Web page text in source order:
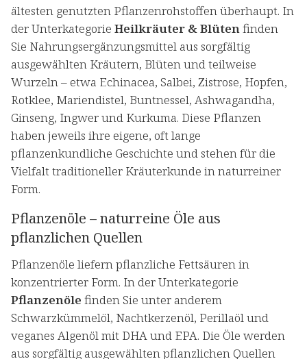
ältesten genutzten Pflanzenrohstoffen überhaupt. In
der Unterkategorie Heilkräuter & Blütenfinden
Sie Nahrungsergänzungsmittel aus sorgfältig
ausgewählten Kräutern, Blüten und teilweise
Wurzeln – etwa Echinacea, Salbei, Zistrose, Hopfen,
Rotklee, Mariendistel, Buntnessel, Ashwagandha,
Ginseng, Ingwer und Kurkuma. Diese Pflanzen
haben jeweils ihre eigene, oft lange
pflanzenkundliche Geschichte und stehen für die
Vielfalt traditioneller Kräuterkunde in naturreiner
Form.
Pflanzenöle – naturreine Öle aus
pflanzlichen Quellen
Pflanzenöle liefern pflanzliche Fettsäuren in
konzentrierter Form. In der Unterkategorie
Pflanzenöle finden Sie unter anderem
Schwarzkümmelöl, Nachtkerzenöl, Perillaöl und
veganes Algenöl mit DHA und EPA. Die Öle werden
aus sorgfältig ausgewählten pflanzlichen Quellen